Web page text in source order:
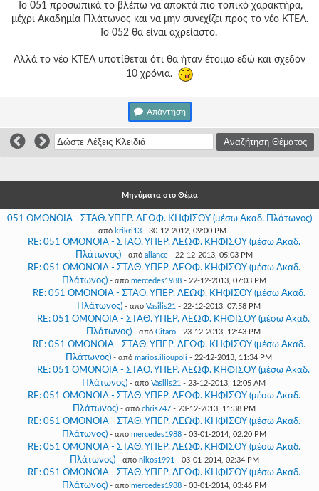
Το 051 προσωπικά το βλέπω να αποκτά πιο τοπικό χαρακτήρα,
μέχρι Ακαδημία Πλάτωνος και να μην συνεχίζει προς το νέο ΚΤΕΛ.
Το 052 θα είναι αχρείαστο.
Αλλά το νέο ΚΤΕΛ υποτίθεται ότι θα ήταν έτοιμο εδώ και σχεδόν
10 χρόνια.
Απάντηση
Μηνύματα στο Θέμα
051 ΟΜΟΝΟΙΑ - ΣΤΑΘ. ΥΠΕΡ. ΛΕΩΦ. ΚΗΦΙΣΟΥ (μέσω Ακαδ. Πλάτωνος)
- από krikri13- 30-12-2012, 09:00 PM
RE: 051 ΟΜΟΝΟΙΑ - ΣΤΑΘ. ΥΠΕΡ. ΛΕΩΦ. ΚΗΦΙΣΟΥ (μέσω Ακαδ.
Πλάτωνος) - από aliance - 22-12-2013, 05:03 PM
RE: 051 ΟΜΟΝΟΙΑ - ΣΤΑΘ. ΥΠΕΡ. ΛΕΩΦ. ΚΗΦΙΣΟΥ (μέσω Ακαδ.
Πλάτωνος) - από mercedes1988 - 22-12-2013, 07:03 PM
RE: 051 ΟΜΟΝΟΙΑ - ΣΤΑΘ. ΥΠΕΡ. ΛΕΩΦ. ΚΗΦΙΣΟΥ (μέσω Ακαδ.
Πλάτωνος) - από Vasilis21 - 22-12-2013, 07:58 PM
RE: 051 ΟΜΟΝΟΙΑ - ΣΤΑΘ. ΥΠΕΡ. ΛΕΩΦ. ΚΗΦΙΣΟΥ (μέσω Ακαδ.
Πλάτωνος) - από Citaro - 23-12-2013, 12:43 PM
RE: 051 ΟΜΟΝΟΙΑ - ΣΤΑΘ. ΥΠΕΡ. ΛΕΩΦ. ΚΗΦΙΣΟΥ (μέσω Ακαδ.
Πλάτωνος) - από marios.ilioupoli - 22-12-2013, 11:34 PM
RE: 051 ΟΜΟΝΟΙΑ - ΣΤΑΘ. ΥΠΕΡ. ΛΕΩΦ. ΚΗΦΙΣΟΥ (μέσω Ακαδ.
Πλάτωνος) - από Vasilis21 - 23-12-2013, 12:05 AM
RE: 051 ΟΜΟΝΟΙΑ - ΣΤΑΘ. ΥΠΕΡ. ΛΕΩΦ. ΚΗΦΙΣΟΥ (μέσω Ακαδ.
Πλάτωνος) - από chris747 - 23-12-2013, 11:38 PM
RE: 051 ΟΜΟΝΟΙΑ - ΣΤΑΘ. ΥΠΕΡ. ΛΕΩΦ. ΚΗΦΙΣΟΥ (μέσω Ακαδ.
Πλάτωνος) - από mercedes1988 - 03-01-2014, 02:20 PM
RE: 051 ΟΜΟΝΟΙΑ - ΣΤΑΘ. ΥΠΕΡ. ΛΕΩΦ. ΚΗΦΙΣΟΥ (μέσω Ακαδ.
Πλάτωνος) - από nikos1991 - 03-01-2014, 02:34 PM
RE: 051 ΟΜΟΝΟΙΑ - ΣΤΑΘ. ΥΠΕΡ. ΛΕΩΦ. ΚΗΦΙΣΟΥ (μέσω Ακαδ.
Πλάτωνος) - από mercedes1988 - 03-01-2014, 03:46 PM